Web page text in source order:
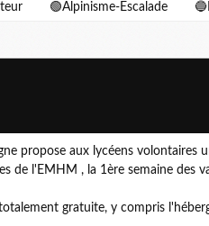
🟢Alpinisme-Escalade
propose aux lycéens volontaires
de l'EMHM , la 1ère semaine des
gratuite, y compris